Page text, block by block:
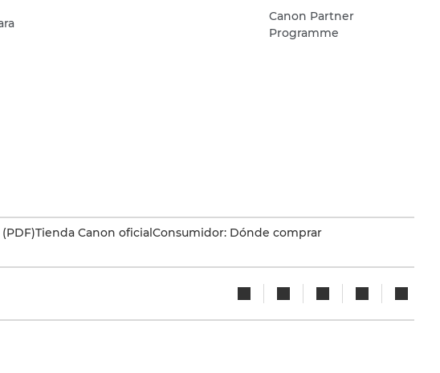
Canon Partner
Programme
Tienda Canon oficialConsumidor: Dónde comprar